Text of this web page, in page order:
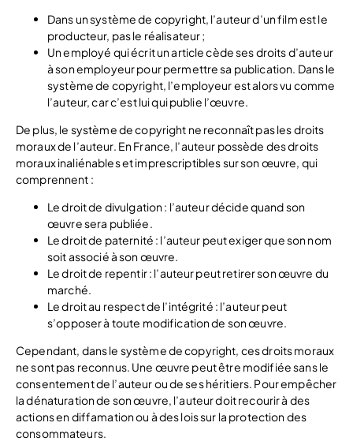
Dans un système de copyright, l’auteur d’un film est le
producteur, pas le réalisateur ;
Un employé qui écrit un article cède ses droits d’auteur
à son employeur pour permettre sa publication. Dans le
système de copyright, l’employeur est alors vu comme
l’auteur, car c’est lui qui publie l’œuvre.
De plus, le système de copyright ne reconnaît pas les droits
moraux de l’auteur. En France, l’auteur possède des droits
moraux inaliénables et imprescriptibles sur son œuvre, qui
comprennent :
Le droit de divulgation : l’auteur décide quand son
œuvre sera publiée.
Le droit de paternité : l’auteur peut exiger que son nom
soit associé à son œuvre.
Le droit de repentir : l’auteur peut retirer son œuvre du
marché.
Le droit au respect de l’intégrité : l’auteur peut
s’opposer à toute modification de son œuvre.
Cependant, dans le système de copyright, ces droits moraux
ne sont pas reconnus. Une œuvre peut être modifiée sans le
consentement de l’auteur ou de ses héritiers. Pour empêcher
la dénaturation de son œuvre, l’auteur doit recourir à des
actions en diffamation ou à des lois sur la protection des
consommateurs.